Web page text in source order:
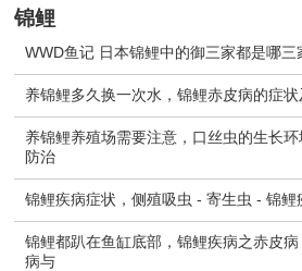
锦鲤
WWD鱼记 日本锦鲤中的御三家都是哪三
养锦鲤多久换一次水，锦鲤赤皮病的症
养锦鲤养殖场需要注意，口丝虫的生长
防治
锦鲤疾病症状，侧殖吸虫 - 寄生虫 - 锦鲤
锦鲤都趴在鱼缸底部，锦鲤疾病之赤皮
病与